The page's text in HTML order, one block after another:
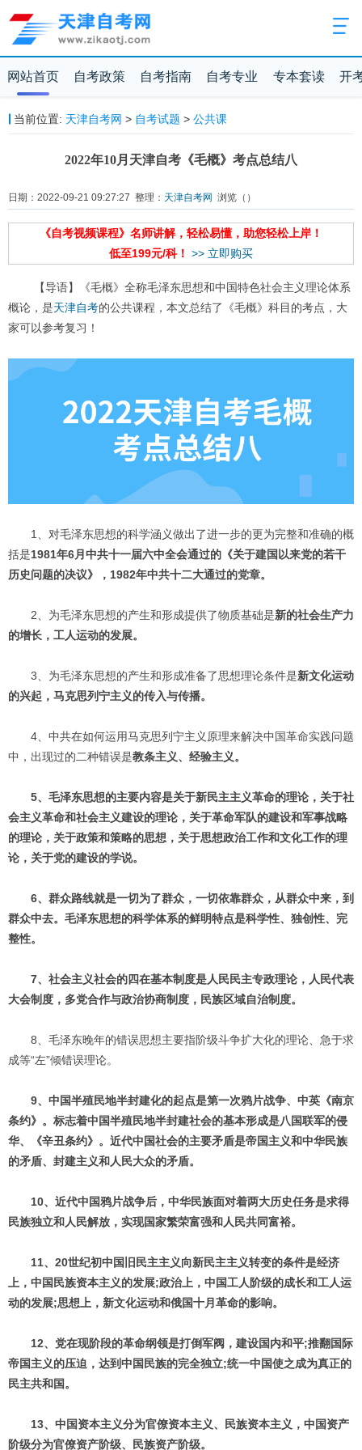
网站首页 自考政策 自考指南 自考专业 专本套读 开
当前位置: 天津自考网 > 自考试题 > 公共课
2022年10月天津自考《毛概》考点总结八
日期：2022-09-21 09:27:27 整理： 天津自考网 浏览（ ）
《自考视频课程》名师讲解，轻松易懂，助您轻松上岸！
低至199元/科！ >> 立即购买
【导语】《毛概》全称毛泽东思想和中国特色社会主义理论体系
概论，是天津自考的公共课程，本文总结了《毛概》科目的考点，大
家可以参考复习！
1、对毛泽东思想的科学涵义做出了进一步的更为完整和准确的概
括是1981年6月中共十一届六中全会通过的《关于建国以来党的若干
历史问题的决议》，1982年中共十二大通过的党章。
2、为毛泽东思想的产生和形成提供了物质基础是新的社会生产力
的增长，工人运动的发展。
3、为毛泽东思想的产生和形成准备了思想理论条件是新文化运动
的兴起，马克思列宁主义的传入与传播。
4、中共在如何运用马克思列宁主义原理来解决中国革命实践问题
中，出现过的二种错误是教条主义、经验主义。
5、毛泽东思想的主要内容是关于新民主主义革命的理论，关于社
会主义革命和社会主义建设的理论，关于革命军队的建设和军事战略
的理论，关于政策和策略的思想，关于思想政治工作和文化工作的理
论，关于党的建设的学说。
6、群众路线就是一切为了群众，一切依靠群众，从群众中来，到
群众中去。毛泽东思想的科学体系的鲜明特点是科学性、独创性、完
整性。
7、社会主义社会的四在基本制度是人民民主专政理论，人民代表
大会制度，多党合作与政治协商制度，民族区域自治制度。
8、毛泽东晚年的错误思想主要指阶级斗争扩大化的理论、急于求
成等“左”倾错误理论。
9、中国半殖民地半封建化的起点是第一次鸦片战争、中英《南京
条约》。标志着中国半殖民地半封建社会的基本形成是八国联军的侵
华、《辛丑条约》。近代中国社会的主要矛盾是帝国主义和中华民族
的矛盾、封建主义和人民大众的矛盾。
10、近代中国鸦片战争后，中华民族面对着两大历史任务是求得
民族独立和人民解放，实现国家繁荣富强和人民共同富裕。
11、20世纪初中国旧民主主义向新民主主义转变的条件是经济
上，中国民族资本主义的发展;政治上，中国工人阶级的成长和工人运
动的发展;思想上，新文化运动和俄国十月革命的影响。
12、党在现阶段的革命纲领是打倒军阀，建设国内和平;推翻国际
帝国主义的压迫，达到中国民族的完全独立;统一中国使之成为真正的
民主共和国。
13、中国资本主义分为官僚资本主义、民族资本主义，中国资产
阶级分为官僚资产阶级、民族资产阶级。